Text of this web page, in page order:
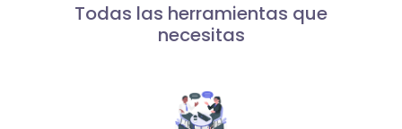
Todas las herramientas que
necesitas